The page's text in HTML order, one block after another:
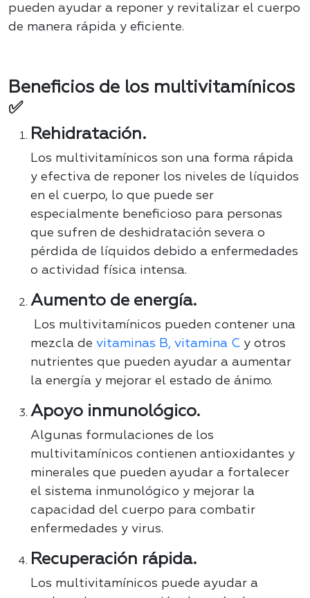
pueden ayudar a reponer y revitalizar el cuerpo
de manera rápida y eficiente.
Beneficios de los multivitamínicos
✅
Rehidratación.
Los multivitamínicos son una forma rápida
y efectiva de reponer los niveles de líquidos
en el cuerpo, lo que puede ser
especialmente beneficioso para personas
que sufren de deshidratación severa o
pérdida de líquidos debido a enfermedades
o actividad física intensa.
Aumento de energía.
Los multivitamínicos pueden contener una
mezcla de vitaminas B, vitamina C y otros
nutrientes que pueden ayudar a aumentar
la energía y mejorar el estado de ánimo.
Apoyo inmunológico.
Algunas formulaciones de los
multivitamínicos contienen antioxidantes y
minerales que pueden ayudar a fortalecer
el sistema inmunológico y mejorar la
capacidad del cuerpo para combatir
enfermedades y virus.
Recuperación rápida.
Los multivitamínicos puede ayudar a